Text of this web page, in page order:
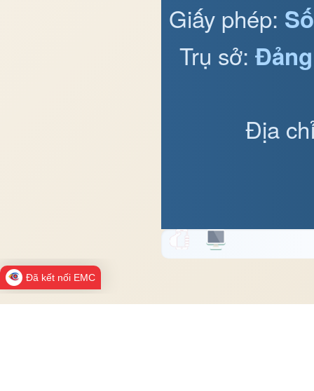
Giấy phép:
Trụ sở:
Địa
Đã kết nối EMC